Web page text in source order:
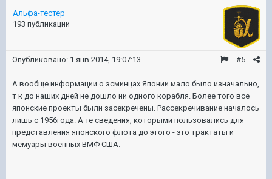
Альфа-тестер
193 публикации
#5
Опубликовано: 1 янв 2014, 19:07:13
А вообще информации о эсминцах Японии мало было изначально,
т к до наших дней не дошло ни одного корабля. Более того все
японские проекты были засекречены. Рассекречивание началось
лишь с 1956года. А те сведения, которыми пользовались для
представления японского флота до этого - это трактаты и
мемуары военных ВМФ США.